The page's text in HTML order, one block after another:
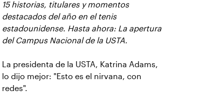
15 historias, titulares y momentos
destacados del año en el tenis
estadounidense. Hasta ahora: La apertura
del Campus Nacional de la USTA.
La presidenta de la USTA, Katrina Adams,
lo dijo mejor: "Esto es el nirvana, con
redes".